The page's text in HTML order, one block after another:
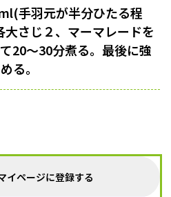
手羽元が半分ひたる程
さじ２、マーマレードを
20〜30分煮る。最後に強
る。
イページに登録する